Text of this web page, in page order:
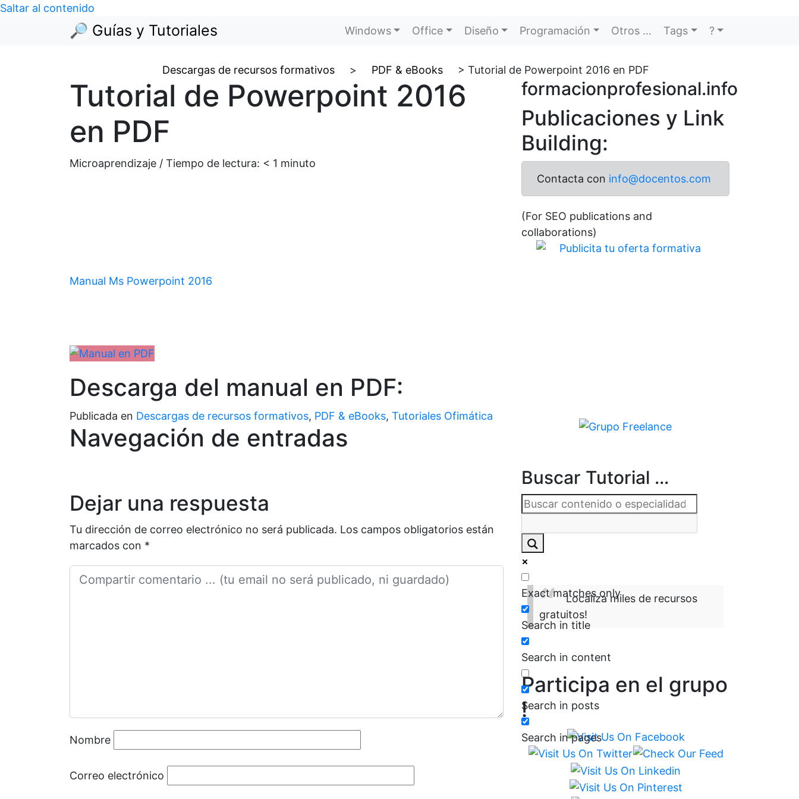
Saltar al contenido
🔎 Guías y Tutoriales Windows Office Diseño Programación Otros … Tags ?
Descargas de recursos formativos > PDF & eBooks > Tutorial de Powerpoint 2016 en PDF
Tutorial de Powerpoint 2016
en PDF
Microaprendizaje / Tiempo de lectura: < 1 minuto
Manual Ms Powerpoint 2016
Descarga del manual en PDF:
Publicada en Descargas de recursos formativos, PDF & eBooks, Tutoriales Ofimática
Navegación de entradas
Dejar una respuesta
Tu dirección de correo electrónico no será publicada. Los campos obligatorios están
marcados con *
Nombre
Correo electrónico
formacionprofesional.info
Publicaciones y Link
Building:
Contacta con info@docentos.com
(For SEO publications and
collaborations)
Buscar Tutorial ...
Exact matches only
Search in title
Search in content
Search in posts
Search in pages
Localiza miles de recursos
gratuitos!
Participa en el grupo
!